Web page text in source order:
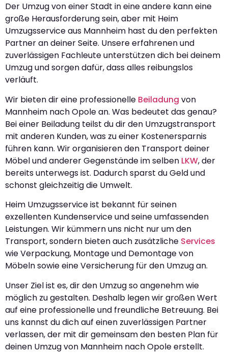
Der Umzug von einer Stadt in eine andere kann eine
große Herausforderung sein, aber mit Heim
Umzugsservice aus Mannheim hast du den perfekten
Partner an deiner Seite. Unsere erfahrenen und
zuverlässigen Fachleute unterstützen dich bei deinem
Umzug und sorgen dafür, dass alles reibungslos
verläuft.
Wir bieten dir eine professionelle Beiladung von
Mannheim nach Opole an. Was bedeutet das genau?
Bei einer Beiladung teilst du dir den Umzugstransport
mit anderen Kunden, was zu einer Kostenersparnis
führen kann. Wir organisieren den Transport deiner
Möbel und anderer Gegenstände im selben LKW, der
bereits unterwegs ist. Dadurch sparst du Geld und
schonst gleichzeitig die Umwelt.
Heim Umzugsservice ist bekannt für seinen
exzellenten Kundenservice und seine umfassenden
Leistungen. Wir kümmern uns nicht nur um den
Transport, sondern bieten auch zusätzliche Services
wie Verpackung, Montage und Demontage von
Möbeln sowie eine Versicherung für den Umzug an.
Unser Ziel ist es, dir den Umzug so angenehm wie
möglich zu gestalten. Deshalb legen wir großen Wert
auf eine professionelle und freundliche Betreuung. Bei
uns kannst du dich auf einen zuverlässigen Partner
verlassen, der mit dir gemeinsam den besten Plan für
deinen Umzug von Mannheim nach Opole erstellt.